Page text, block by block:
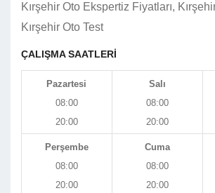
Kırşehir Oto Ekspertiz Fiyatları,
Kırşehir Oto Test
ÇALIŞMA SAATLERİ
Pazartesi
08:00
20:00
Salı
08:00
20:00
Perşembe
08:00
20:00
Cuma
08:00
20:00